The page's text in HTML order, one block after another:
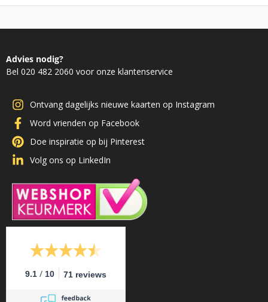
Advies nodig?
Bel 020 482 2060 voor onze klantenservice
Ontvang dagelijks nieuwe kaarten op Instagram
Word vrienden op Facebook
Doe inspiratie op bij Pinterest
Volg ons op LinkedIn
9.1 / 10 71 reviews